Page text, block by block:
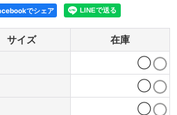
でシェア
サイズ 在庫
◯
◯
◯